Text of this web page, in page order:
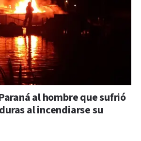
al hombre que sufrió
al incendiarse su